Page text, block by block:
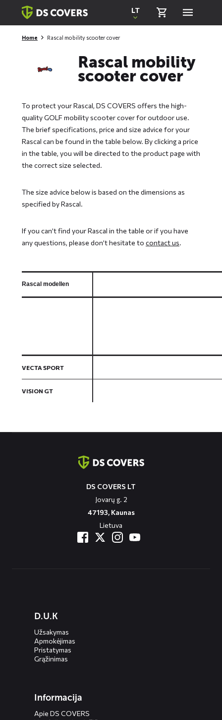
Skiplinks
LT
Home Rascal mobility scooter cover
Rascal mobility
scooter cover
To protect your Rascal, DS COVERS offers the high-
quality GOLF mobility scooter cover for outdoor use.
The brief specifications, price and size advice for your
Rascal can be found in the table below. By clicking a price
in the table, you will be directed to the product page with
the correct size selected.
The size advice below is based on the dimensions as
specified by Rascal.
If you can’t find your Rascal in the table or if you have
any questions, please don’t hesitate to contact us.
Rascal modellen
VECTA SPORT
VISION GT
DS COVERS LT
Jovarų g. 2
47193, Kaunas
Lietuva
menusD.U.K
Užsakymas
Apmokėjimas
Pristatymas
Grąžinimas
Informacija
Apie DS COVERS